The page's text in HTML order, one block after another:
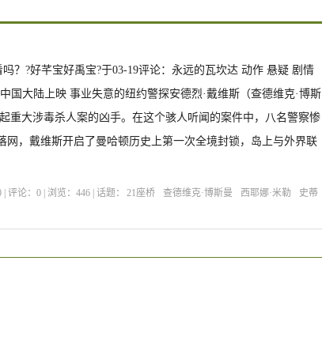
吗？?好芊宝好禹宝?于03-19评论：永远的瓦坎达 动作 悬疑 剧情
国大陆上映 事业失意的纽约警探安德烈·戴维斯（查德维克·博斯
重大涉毒杀人案的凶手。在这个骇人听闻的案件中，八名警察惨
网，戴维斯开启了曼哈顿历史上第一次全境封锁，岛上与外界联
| 评论：0 | 浏览：446 | 话题： 21座桥 查德维克·博斯曼 西耶娜·米勒
史蒂